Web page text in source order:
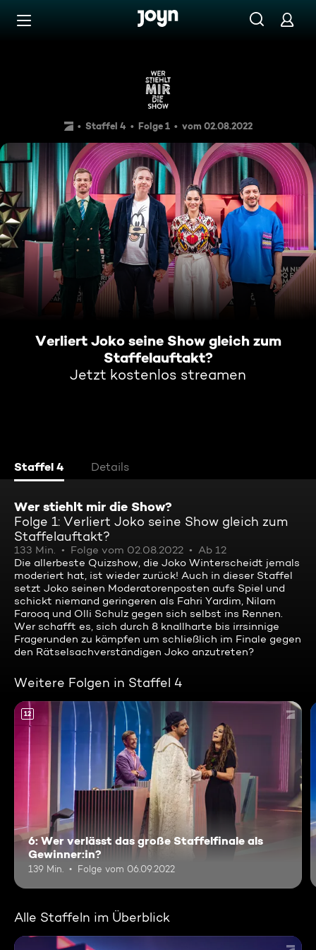
Zum Inhalt springen
Verliert Joko seine Show
Staffel 4 Folge 1 vom 02.08.2022
Verliert Joko seine Show gleich zum
Staffelauftakt?
Jetzt kostenlos streamen
Staffel 4 Details
Wer stiehlt mir die Show?
Folge 1: Verliert Joko seine Show gleich zum
Staffelauftakt?
133 Min. Folge vom 02.08.2022
Ab 12
Die allerbeste Quizshow, die Joko Winterscheidt jemals
moderiert hat, ist wieder zurück! Auch in dieser Staffel
setzt Joko seinen Moderatorenposten aufs Spiel und
schickt niemand geringeren als Fahri Yardim, Nilam
Farooq und Olli Schulz gegen sich selbst ins Rennen.
Wer schafft es, sich durch 8 knallharte bis irrsinnige
Fragerunden zu kämpfen um schließlich im Finale gegen
den Rätselsachverständigen Joko anzutreten?
Weitere Folgen in Staffel 4
12
6: Wer verlässt das große Staffelfinale als
Gewinner:in?
139 Min. Folge vom 06.09.2022
Alle Staffeln im Überblick